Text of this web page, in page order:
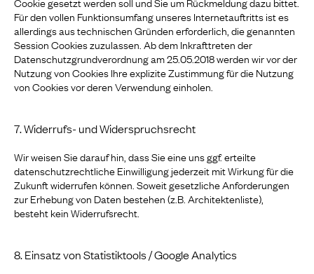
Für den vollen Funktionsumfang unseres Internetauftritts ist es
allerdings aus technischen Gründen erforderlich, die genannten
Session Cookies zuzulassen. Ab dem Inkrafttreten der
Datenschutzgrundverordnung am 25.05.2018 werden wir vor der
Nutzung von Cookies Ihre explizite Zustimmung für die Nutzung
von Cookies vor deren Verwendung einholen.
7. Widerrufs- und Widerspruchsrecht
Wir weisen Sie darauf hin, dass Sie eine uns ggf. erteilte
datenschutzrechtliche Einwilligung jederzeit mit Wirkung für die
Zukunft widerrufen können. Soweit gesetzliche Anforderungen
zur Erhebung von Daten bestehen (z.B. Architektenliste),
besteht kein Widerrufsrecht.
8. Einsatz von Statistiktools / Google Analytics